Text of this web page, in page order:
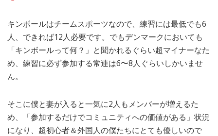
キンボールはチームスポーツなので、練習には最低でも6
人、できれば12人必要です。でもデンマークにおいても
「キンボールって何？」と聞かれるぐらい超マイナーなた
め、練習に必ず参加する常連は6〜8人ぐらいしかいませ
ん。
そこに僕と妻が入ると一気に2人もメンバーが増えるた
め、「参加するだけでコミュニティへの価値がある」状況
になり、超初心者＆外国人の僕たちにとても優しいので